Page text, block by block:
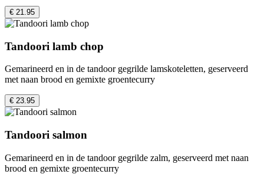
€ 21.95
Tandoori lamb chop
Gemarineerd en in de tandoor gegrilde lamskoteletten, geserveerd
met naan brood en gemixte groentecurry
€ 23.95
Tandoori salmon
Gemarineerd en in de tandoor gegrilde zalm, geserveerd met naan
brood en gemixte groentecurry